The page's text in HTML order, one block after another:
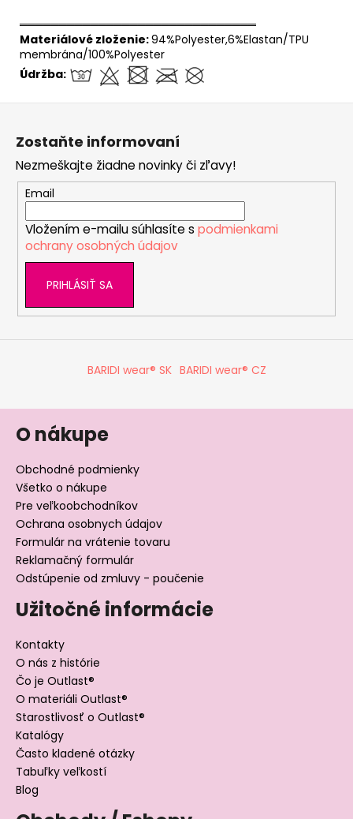
══════════════════════════════
Materiálové zloženie:94%Polyester,6%Elastan/TPU
membrána/100%Polyester
Údržba:
Zostaňte informovaní
Nezmeškajte žiadne novinky či zľavy!
Email
Vložením e-mailu súhlasíte s podmienkami
ochrany osobných údajov
PRIHLÁSIŤ SA
BARIDI wear® SK BARIDI wear® CZ
O nákupe
Obchodné podmienky
Všetko o nákupe
Pre veľkoobchodníkov
Ochrana osobnych údajov
Formulár na vrátenie tovaru
Reklamačný formulár
Odstúpenie od zmluvy - poučenie
Užitočné informácie
Kontakty
O nás z histórie
Čo je Outlast®
O materiáli Outlast®
Starostlivosť o Outlast®
Katalógy
Často kladené otázky
Tabuľky veľkostí
Blog